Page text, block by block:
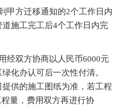
甲方迁移通知的2个工作日内
施工完工后4个工作日内完
经双方协商以人民币6000元
化办认可后一次性付清。
提供的施工图纸为准，若工程
量，费用双方再进行协